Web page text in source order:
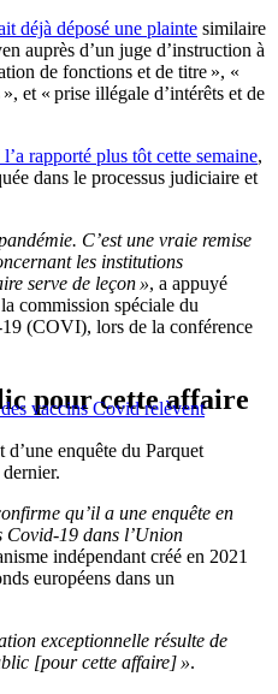
déjà déposé une plainte similaire
auprès d’un juge d’instruction à
de fonctions et de titre », «
et « prise illégale d’intérêts et de
rapporté plus tôt cette semaine,
dans le processus judiciaire et
C’est une vraie remise
les institutions
serve de leçon », a appuyé
commission spéciale du
(COVI), lors de la conférence
vaccins Covid relèvent
pour cette affaire
enquête du Parquet
qu’il a une enquête en
Covid-19 dans l’Union
indépendant créé en 2021
européens dans un
exceptionnelle résulte de
[pour cette affaire] ».